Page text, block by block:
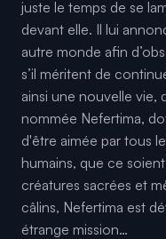
juste le temps de se
devant elle. Il lui
autre monde afin
s’il méritent de
ainsi une nouvelle vie,
nommée Nefertima,
d'être aimée par tous
humains, que ce
créatures sacrées et
câlins, Nefertima est
étrange mission…